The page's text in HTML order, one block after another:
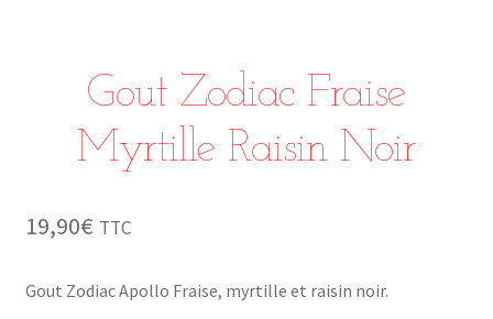
Gout Zodiac Fraise
Myrtille Raisin Noir
19,90€ TTC
Gout Zodiac Apollo Fraise, myrtille et raisin noir.